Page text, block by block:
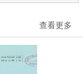
查看更多